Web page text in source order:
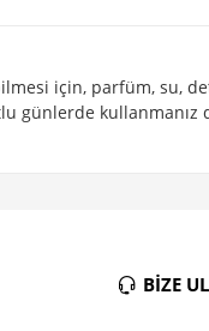
için, parfüm, su,
günlerde kullanmanız
BİZE